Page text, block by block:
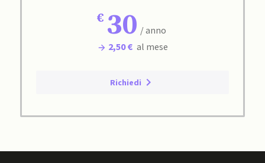
30 / anno
2,50 € al mese
Richiedi